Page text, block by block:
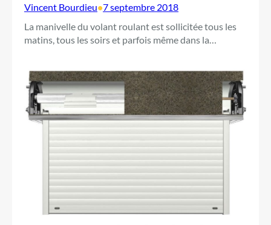
Vincent Bourdieu•7 septembre 2018
La manivelle du volant roulant est sollicitée tous les
matins, tous les soirs et parfois même dans la…